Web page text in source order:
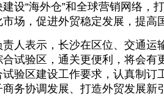
设“海外仓”和全球营销网络，
场，促进外贸稳定发展，提高
表示，长沙在区位、交通运
试验区，通关更便利，将会有
验区建设工作要求，认真制订
务协调发展、打造外贸发展新